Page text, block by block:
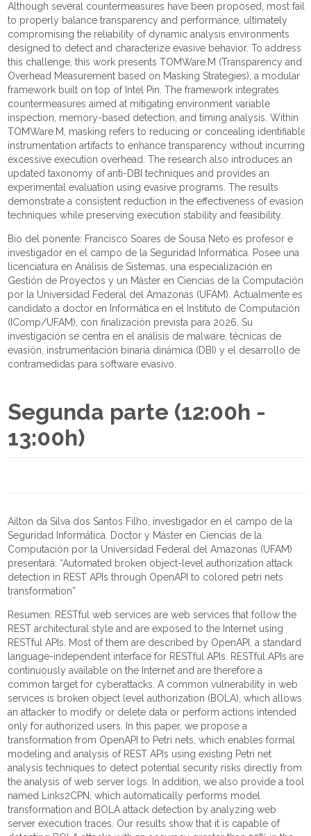
Although several countermeasures have been proposed, most fail
to properly balance transparency and performance, ultimately
compromising the reliability of dynamic analysis environments
designed to detect and characterize evasive behavior. To address
this challenge, this work presents TOMWare.M (Transparency and
Overhead Measurement based on Masking Strategies), a modular
framework built on top of Intel Pin. The framework integrates
countermeasures aimed at mitigating environment variable
inspection, memory-based detection, and timing analysis. Within
TOMWare.M, masking refers to reducing or concealing identifiable
instrumentation artifacts to enhance transparency without incurring
excessive execution overhead. The research also introduces an
updated taxonomy of anti-DBI techniques and provides an
experimental evaluation using evasive programs. The results
demonstrate a consistent reduction in the effectiveness of evasion
techniques while preserving execution stability and feasibility.
Bio del ponente: Francisco Soares de Sousa Neto es profesor e
investigador en el campo de la Seguridad Informática. Posee una
licenciatura en Análisis de Sistemas, una especialización en
Gestión de Proyectos y un Máster en Ciencias de la Computación
por la Universidad Federal del Amazonas (UFAM). Actualmente es
candidato a doctor en Informática en el Instituto de Computación
(IComp/UFAM), con finalización prevista para 2026. Su
investigación se centra en el análisis de malware, técnicas de
evasión, instrumentación binaria dinámica (DBI) y el desarrollo de
contramedidas para software evasivo.
Segunda parte (12:00h -
13:00h)
Ailton da Silva dos Santos Filho, investigador en el campo de la
Seguridad Informática. Doctor y Máster en Ciencias de la
Computación por la Universidad Federal del Amazonas (UFAM)
presentará: “Automated broken object-level authorization attack
detection in REST APIs through OpenAPI to colored petri nets
transformation”
Resumen: RESTful web services are web services that follow the
REST architectural style and are exposed to the Internet using
RESTful APIs. Most of them are described by OpenAPI, a standard
language-independent interface for RESTful APIs. RESTful APIs are
continuously available on the Internet and are therefore a
common target for cyberattacks. A common vulnerability in web
services is broken object level authorization (BOLA), which allows
an attacker to modify or delete data or perform actions intended
only for authorized users. In this paper, we propose a
transformation from OpenAPI to Petri nets, which enables formal
modeling and analysis of REST APIs using existing Petri net
analysis techniques to detect potential security risks directly from
the analysis of web server logs. In addition, we also provide a tool,
named Links2CPN, which automatically performs model
transformation and BOLA attack detection by analyzing web
server execution traces. Our results show that it is capable of